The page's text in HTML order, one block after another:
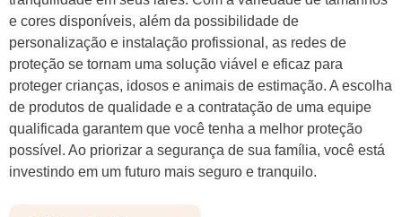
e cores disponíveis, além da possibilidade de
personalização e instalação profissional, as redes de
proteção se tornam uma solução viável e eficaz para
proteger crianças, idosos e animais de estimação. A escolha
de produtos de qualidade e a contratação de uma equipe
qualificada garantem que você tenha a melhor proteção
possível. Ao priorizar a segurança de sua família, você está
investindo em um futuro mais seguro e tranquilo.